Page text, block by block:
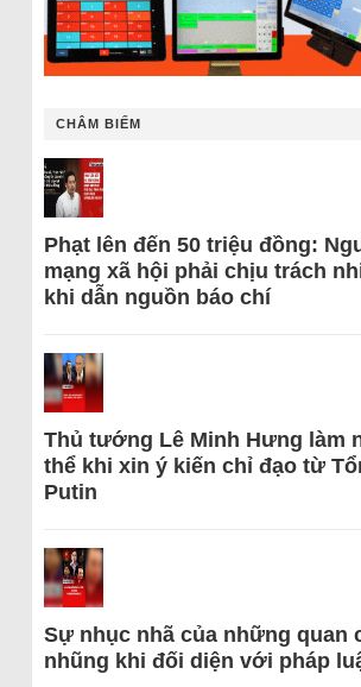
CHÂM BIẾM
Phạt lên đến 50 triệu đồng:
mạng xã hội phải chịu trách
khi dẫn nguồn báo chí
Thủ tướng Lê Minh Hưng làm
thể khi xin ý kiến chỉ đạo từ
Putin
Sự nhục nhã của những quan
nhũng khi đối diện với pháp